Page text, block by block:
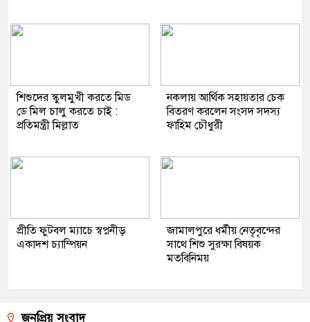
শিশুদের স্কুলমুখী করতে মিড
ডে মিল চালু করতে চাই :
প্রতিমন্ত্রী মিল্লাত
নকলায় আর্থিক সহায়তার চেক
বিতরণ করলেন সংসদ সদস্য
ফাহিম চৌধুরী
প্রীতি ফুটবল ম্যাচে স্বপ্ননীড়
একাদশ চ্যাম্পিয়ন
জামালপুরে ধর্মীয় নেতৃবৃন্দের
সাথে শিশু সুরক্ষা বিষয়ক
মতবিনিময়
জনপ্রিয় সংবাদ